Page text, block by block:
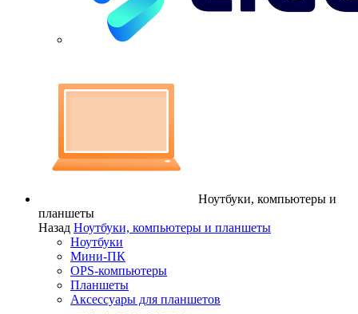
Ноутбуки, компьютеры и
планшеты
Назад Ноутбуки, компьютеры и планшеты
Ноутбуки
Мини-ПК
OPS-компьютеры
Планшеты
Аксессуары для планшетов